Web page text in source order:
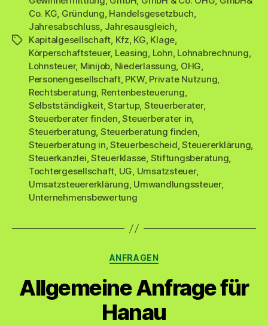
Schlagwörter
Co. KG, Gründung, Handelsgesetzbuch,
Jahresabschluss, Jahresausgleich,
Kapitalgesellschaft, Kfz, KG, Klage,
Körperschaftsteuer, Leasing, Lohn, Lohnabrechnung,
Lohnsteuer, Minijob, Niederlassung, OHG,
Personengesellschaft, PKW, Private Nutzung,
Rechtsberatung, Rentenbesteuerung,
Selbstständigkeit,Startup, Steuerberater,
Steuerberater finden,Steuerberater in,
Steuerberatung, Steuerberatung finden,
Steuerberatung in,Steuerbescheid,Steuererklärung,
Steuerkanzlei,Steuerklasse, Stiftungsberatung,
Tochtergesellschaft, UG, Umsatzsteuer,
Umsatzsteuererklärung, Umwandlungssteuer,
Unternehmensbewertung
Kategorien
ANFRAGEN
Allgemeine Anfrage für
Hanau